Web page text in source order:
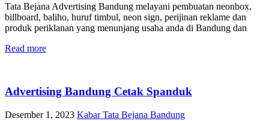
Tata Bejana Advertising Bandung melayani pembuatan neonbox,
billboard, baliho, huruf timbul, neon sign, perijinan reklame dan
produk periklanan yang menunjang usaha anda di Bandung dan
Read more
Advertising Bandung Cetak Spanduk
Desember 1, 2023 Kabar Tata Bejana Bandung